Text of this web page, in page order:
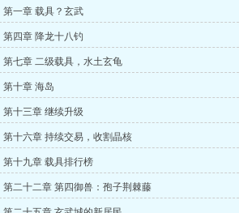
第一章 载具？玄武
第四章 降龙十八钓
第七章 二级载具，水土玄龟
第十章 海岛
第十三章 继续升级
第十六章 持续交易，收割晶核
第十九章 载具排行榜
第二十二章 第四御兽：孢子荆棘藤